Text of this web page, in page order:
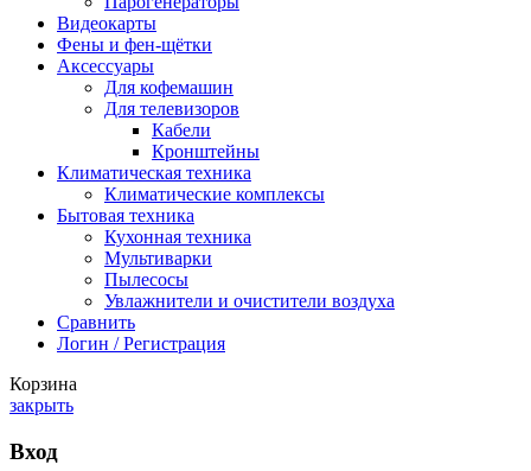
Видеокарты
Фены и фен-щётки
Аксессуары
Для кофемашин
Для телевизоров
Кабели
Кронштейны
Климатическая техника
Климатические комплексы
Бытовая техника
Кухонная техника
Мультиварки
Пылесосы
Увлажнители и очистители воздуха
Сравнить
Логин / Регистрация
Корзина
закрыть
Вход